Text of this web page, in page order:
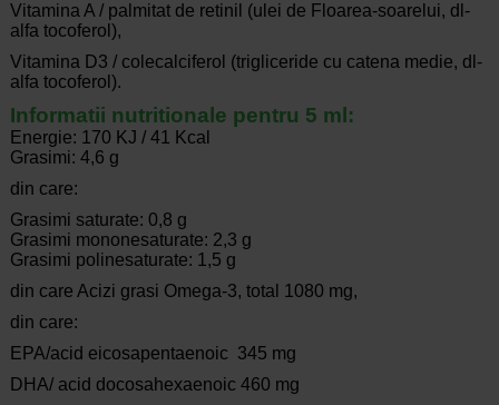
Vitamina A / palmitat de retinil (ulei de Floarea-soarelui, dl-
alfa tocoferol),
Vitamina D3 / colecalciferol (trigliceride cu catena medie, dl-
alfa tocoferol).
Informatii nutritionale pentru 5 ml:
Energie: 170 KJ / 41 Kcal
Grasimi: 4,6 g
din care:
Grasimi saturate: 0,8 g
Grasimi mononesaturate: 2,3 g
Grasimi polinesaturate: 1,5 g
din care Acizi grasi Omega-3, total 1080 mg,
din care:
EPA/acid eicosapentaenoic 345 mg
DHA/ acid docosahexaenoic 460 mg